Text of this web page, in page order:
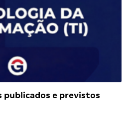
publicados e previstos